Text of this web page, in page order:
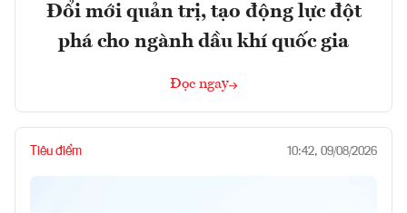
Đổi mới quản trị, tạo động lực đột
phá cho ngành dầu khí quốc gia
Đọc ngay
Tiêu điểm 10:42, 09/08/2026